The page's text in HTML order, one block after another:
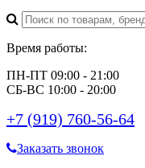
Время работы:
ПН-ПТ 09:00 - 21:00
СБ-ВС 10:00 - 20:00
+7 (919) 760-56-64
Заказать звонок